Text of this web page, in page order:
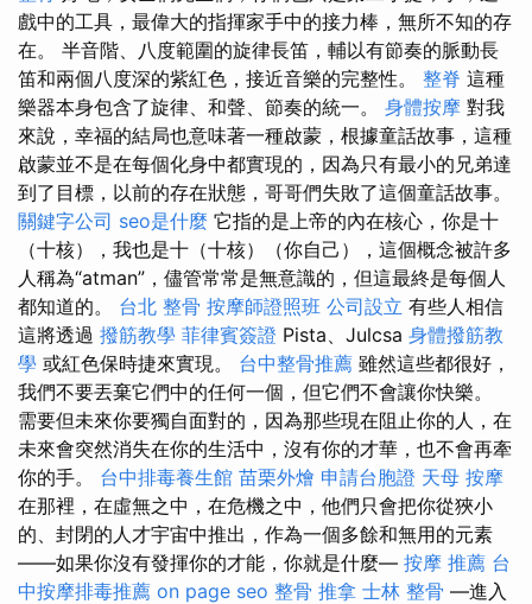
戲中的工具，最偉大的指揮家手中的接力棒，無所不知的存
在。 半音階、八度範圍的旋律長笛，輔以有節奏的脈動長
笛和兩個八度深的紫紅色，接近音樂的完整性。 整脊 這種
樂器本身包含了旋律、和聲、節奏的統一。 身體按摩 對我
來說，幸福的結局也意味著一種啟蒙，根據童話故事，這種
啟蒙並不是在每個化身中都實現的，因為只有最小的兄弟達
到了目標，以前的存在狀態，哥哥們失敗了這個童話故事。
關鍵字公司 seo是什麼 它指的是上帝的內在核心，你是十
（十核），我也是十（十核）（你自己），這個概念被許多
人稱為“atman”，儘管常常是無意識的，但這最終是每個人
都知道的。 台北 整骨 按摩師證照班 公司設立 有些人相信
這將透過 撥筋教學 菲律賓簽證 Pista、Julcsa 身體撥筋教
學 或紅色保時捷來實現。 台中整骨推薦 雖然這些都很好，
我們不要丟棄它們中的任何一個，但它們不會讓你快樂。
需要但未來你要獨自面對的，因為那些現在阻止你的人，在
未來會突然消失在你的生活中，沒有你的才華，也不會再牽
你的手。 台中排毒養生館 苗栗外燴 申請台胞證 天母 按摩
在那裡，在虛無之中，在危機之中，他們只會把你從狹小
的、封閉的人才宇宙中推出，作為一個多餘和無用的元素
——如果你沒有發揮你的才能，你就是什麼— 按摩 推薦 台
中按摩排毒推薦 on page seo 整骨 推拿 士林 整骨 —進入